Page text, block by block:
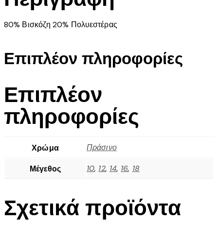
80% Βισκόζη 20% Πολυεστέρας
Επιπλέον πληροφορίες
Επιπλέον
πληροφορίες
Χρώμα Πράσινο
Μέγεθος 10, 12, 14, 16, 18
Σχετικά προϊόντα